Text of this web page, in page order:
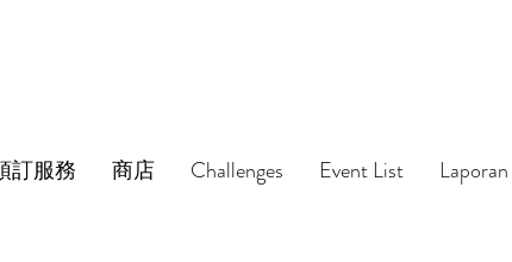
訂服務 商店 Challenges Event List